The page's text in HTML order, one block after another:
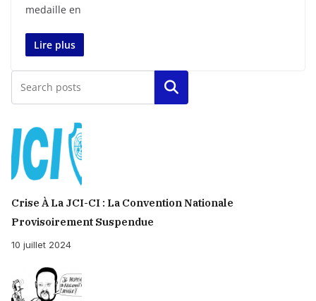
medaille en
Lire plus
Rechercher
Crise À La JCI-CI : La Convention Nationale
Provisoirement Suspendue
10 juillet 2024